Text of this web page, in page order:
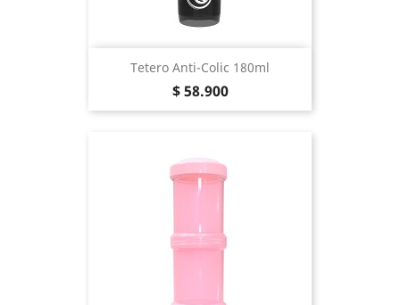
Tetero Anti-Colic 180ml
Precio
$ 58.900